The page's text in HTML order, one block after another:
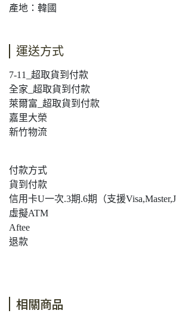
產地：韓國
運送方式
7-11_超取貨到付款
全家_超取貨到付款
萊爾富_超取貨到付款
嘉里大榮
新竹物流
付款方式
貨到付款
信用卡U一次.3期.6期（支援
虛擬ATM
Aftee
退款
相關商品